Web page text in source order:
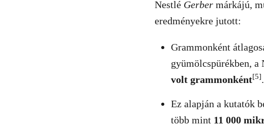
Nestlé Gerber márkájú,
eredményekre jutott:
Grammonként
gyümölcspürékben, a
volt grammonként[5].
Ez alapján a kutatók
több mint 11 000